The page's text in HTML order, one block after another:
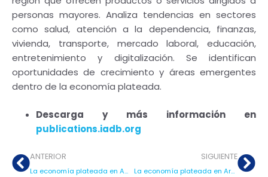
personas mayores. Analiza tendencias en sectores
como salud, atención a la dependencia, finanzas,
vivienda, transporte, mercado laboral, educación,
entretenimiento y digitalización. Se identifican
oportunidades de crecimiento y áreas emergentes
dentro de la economía plateada.
Descarga y más información en
publications.iadb.org
ANTERIOR
La economía plateada en América Latina y el Caribe: El envejecimiento como oportunidad para la innovación, el emprendimiento y la inclusión
SIGUIENTE
La economía plateada en Argentina, Chile, Paraguay y Uruguay: de 2023 a 2043, un retrato de hoy a 20 años de proyección